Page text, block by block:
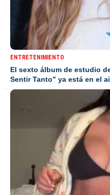
ENTRETENIMIENTO
El sexto álbum de estudio
Sentir Tanto” ya está en el